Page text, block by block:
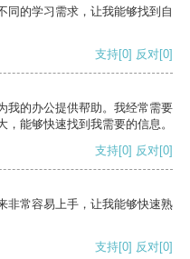
同的学习需求，让我能够找到自
支持[0] 反对[0]
我的办公提供帮助。我经常需要
能够快速找到我需要的信息。
支持[0] 反对[0]
非常容易上手，让我能够快速熟
支持[0] 反对[0]